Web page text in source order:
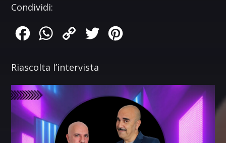
Condividi:
FacebookWhatsApp
Copy
Twitter
Riascolta l’intervista